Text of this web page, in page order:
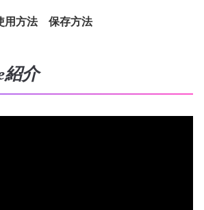
用方法 保存方法
紹介